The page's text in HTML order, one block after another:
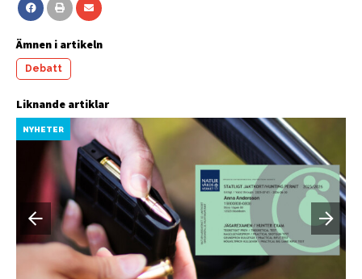
Ämnen i artikeln
Debatt
Liknande artiklar
NYHETER